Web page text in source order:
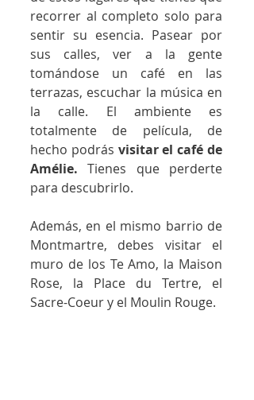
recorrer al completo solo para
sentir su esencia. Pasear por
sus calles, ver a la gente
tomándose un café en las
terrazas, escuchar la música en
la calle. El ambiente es
totalmente de película, de
hecho podrás visitar el café de
Amélie. Tienes que perderte
para descubrirlo.
Además, en el mismo barrio de
Montmartre, debes visitar el
muro de los Te Amo, la Maison
Rose, la Place du Tertre, el
Sacre-Coeur y el Moulin Rouge.